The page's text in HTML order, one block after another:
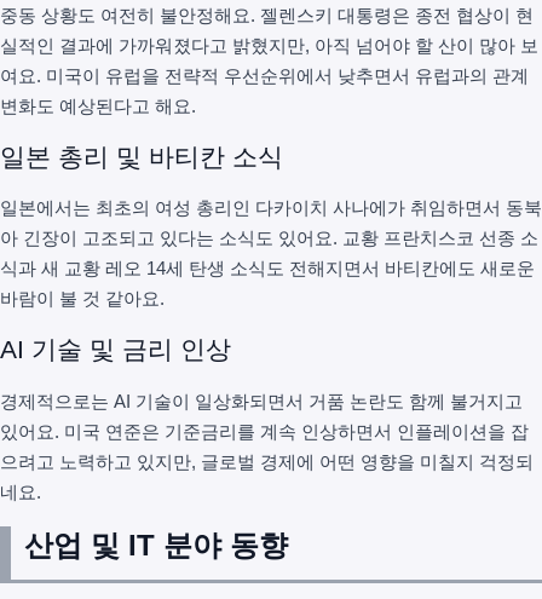
중동 상황도 여전히 불안정해요. 젤렌스키 대통령은 종전 협상이 현
실적인 결과에 가까워졌다고 밝혔지만, 아직 넘어야 할 산이 많아 보
여요. 미국이 유럽을 전략적 우선순위에서 낮추면서 유럽과의 관계
변화도 예상된다고 해요.
일본 총리 및 바티칸 소식
일본에서는 최초의 여성 총리인 다카이치 사나에가 취임하면서 동북
아 긴장이 고조되고 있다는 소식도 있어요. 교황 프란치스코 선종 소
식과 새 교황 레오 14세 탄생 소식도 전해지면서 바티칸에도 새로운
바람이 불 것 같아요.
AI 기술 및 금리 인상
경제적으로는 AI 기술이 일상화되면서 거품 논란도 함께 불거지고
있어요. 미국 연준은 기준금리를 계속 인상하면서 인플레이션을 잡
으려고 노력하고 있지만, 글로벌 경제에 어떤 영향을 미칠지 걱정되
네요.
산업 및 IT 분야 동향